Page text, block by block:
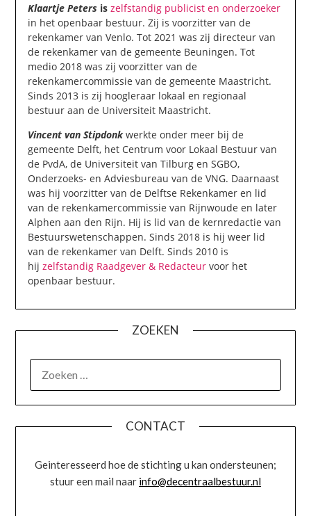
Klaartje Petersis zelfstandig publicist en onderzoeker
in het openbaar bestuur. Zij is voorzitter van de
rekenkamer van Venlo. Tot 2021 was zij directeur van
de rekenkamer van de gemeente Beuningen. Tot
medio 2018 was zij voorzitter van de
rekenkamercommissie van de gemeente Maastricht.
Sinds 2013 is zij hoogleraar lokaal en regionaal
bestuur aan de Universiteit Maastricht.
Vincent van Stipdonkwerkte onder meer bij de
gemeente Delft, het Centrum voor Lokaal Bestuur van
de PvdA, de Universiteit van Tilburg en SGBO,
Onderzoeks- en Adviesbureau van de VNG. Daarnaast
was hij voorzitter van de Delftse Rekenkamer en lid
van de rekenkamercommissie van Rijnwoude en later
Alphen aan den Rijn. Hij is lid van de kernredactie van
Bestuurswetenschappen. Sinds 2018 is hij weer lid
van de rekenkamer van Delft. Sinds 2010 is
hij zelfstandig Raadgever & Redacteur voor het
openbaar bestuur.
ZOEKEN
NAAR:
CONTACT
Geinteresseerd hoe de stichting u kan ondersteunen;
stuur een mail naar info@decentraalbestuur.nl